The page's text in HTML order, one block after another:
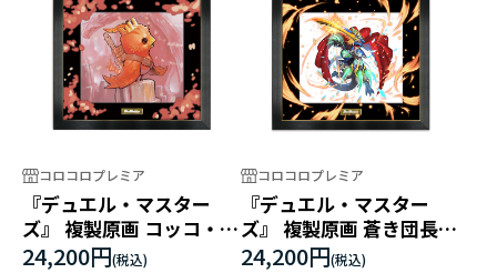
コロコロプレミア
『デュエル・マスター
ズ』 複製原画 コッコ・ル
ピア
24,200円
コロコロプレミア
『デュエル・マスター
ズ』 複製原画 蒼き団長
ドギラゴン剣
24,200円